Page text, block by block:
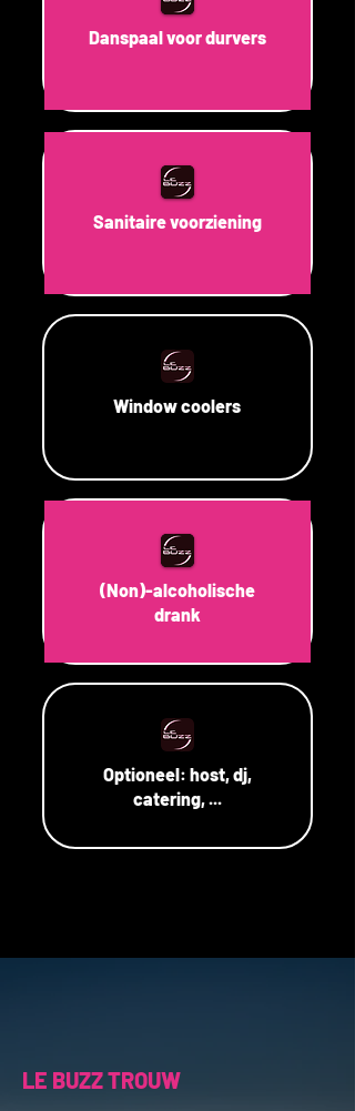
Danspaal voor durvers
Sanitaire voorziening
Window coolers
(Non)-alcoholische
drank
Optioneel: host, dj,
catering, ...
LE BUZZ TROUW